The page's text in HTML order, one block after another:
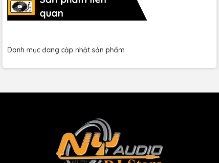
pin giữa chừng. Ngoài ra, pin của ADX1 có thể sạc lại nhanh
chóng, tiết kiệm thời gian và chi phí cho người dùng.
thông minh
Một trong những điểm nổi bật củaShureADX1 là tính năng
, cho phép quét và quản lý tần số tự
động, đảm bảo tín hiệu luôn ổn định và tránh hiện tượng
nhiễu sóng. Tính năng này đặc biệt hữu ích trong các môi
trường làm việc phức tạp, nơi có nhiều thiết bị không dây
hoạt động cùng lúc.
quan
Danh mục đang cập nhật sản phẩm